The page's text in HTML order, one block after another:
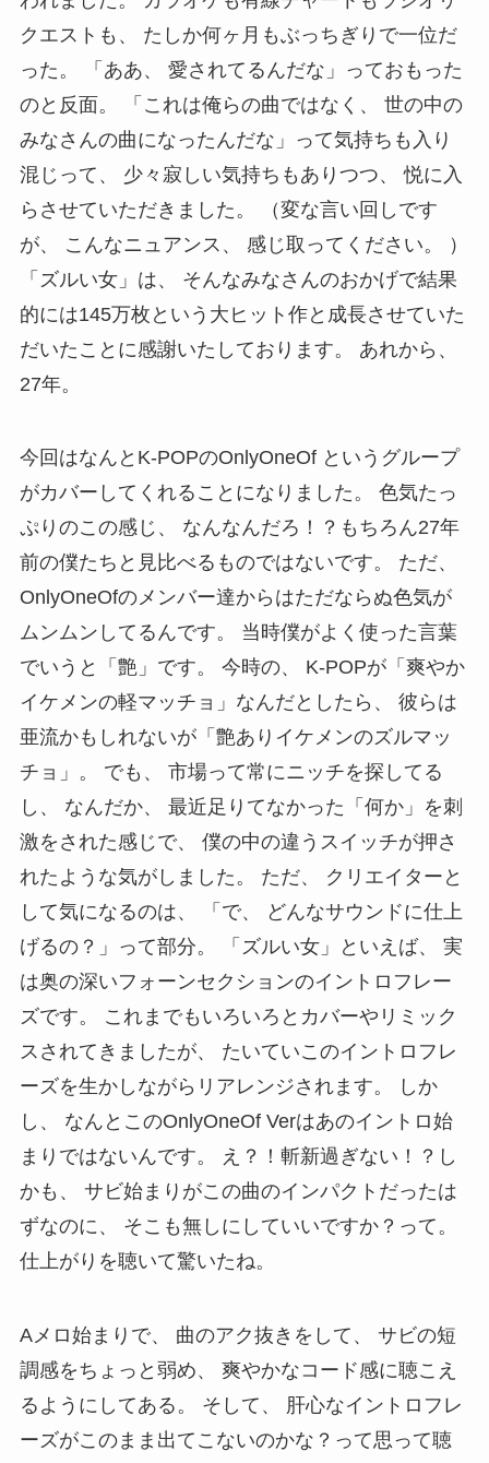
クエストも、 たしか何ヶ月もぶっちぎりで一位だ
った。 「ああ、 愛されてるんだな」っておもった
のと反面。 「これは俺らの曲ではなく、 世の中の
みなさんの曲になったんだな」って気持ちも入り
混じって、 少々寂しい気持ちもありつつ、 悦に入
らさせていただきました。 （変な言い回しです
が、 こんなニュアンス、 感じ取ってください。 ）
「ズルい女」は、 そんなみなさんのおかげで結果
的には145万枚という大ヒット作と成長させていた
だいたことに感謝いたしております。 あれから、
27年。
今回はなんとK-POPのOnlyOneOf というグループ
がカバーしてくれることになりました。 色気たっ
ぷりのこの感じ、 なんなんだろ！？もちろん27年
前の僕たちと見比べるものではないです。 ただ、
OnlyOneOfのメンバー達からはただならぬ色気が
ムンムンしてるんです。 当時僕がよく使った言葉
でいうと「艶」です。 今時の、 K-POPが「爽やか
イケメンの軽マッチョ」なんだとしたら、 彼らは
亜流かもしれないが「艶ありイケメンのズルマッ
チョ」。 でも、 市場って常にニッチを探してる
し、 なんだか、 最近足りてなかった「何か」を刺
激をされた感じで、 僕の中の違うスイッチが押さ
れたような気がしました。 ただ、 クリエイターと
して気になるのは、 「で、 どんなサウンドに仕上
げるの？」って部分。 「ズルい女」といえば、 実
は奥の深いフォーンセクションのイントロフレー
ズです。 これまでもいろいろとカバーやリミック
スされてきましたが、 たいていこのイントロフレ
ーズを生かしながらリアレンジされます。 しか
し、 なんとこのOnlyOneOf Verはあのイントロ始
まりではないんです。 え？！斬新過ぎない！？し
かも、 サビ始まりがこの曲のインパクトだったは
ずなのに、 そこも無しにしていいですか？って。
仕上がりを聴いて驚いたね。
Aメロ始まりで、 曲のアク抜きをして、 サビの短
調感をちょっと弱め、 爽やかなコード感に聴こえ
るようにしてある。 そして、 肝心なイントロフレ
ーズがこのまま出てこないのかな？って思って聴